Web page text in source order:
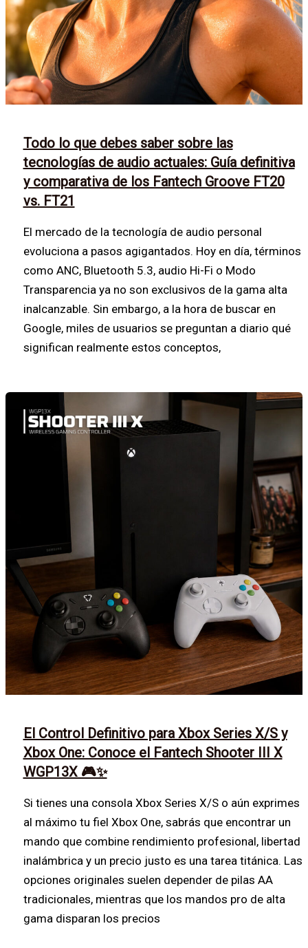
Todo lo que debes saber sobre las
tecnologías de audio actuales: Guía definitiva
y comparativa de los Fantech Groove FT20
vs. FT21
El mercado de la tecnología de audio personal
evoluciona a pasos agigantados. Hoy en día, términos
como ANC, Bluetooth 5.3, audio Hi-Fi o Modo
Transparencia ya no son exclusivos de la gama alta
inalcanzable. Sin embargo, a la hora de buscar en
Google, miles de usuarios se preguntan a diario qué
significan realmente estos conceptos,
El Control Definitivo para Xbox Series X/S y
Xbox One: Conoce el Fantech Shooter III X
WGP13X 🎮✨
Si tienes una consola Xbox Series X/S o aún exprimes
al máximo tu fiel Xbox One, sabrás que encontrar un
mando que combine rendimiento profesional, libertad
inalámbrica y un precio justo es una tarea titánica. Las
opciones originales suelen depender de pilas AA
tradicionales, mientras que los mandos pro de alta
gama disparan los precios